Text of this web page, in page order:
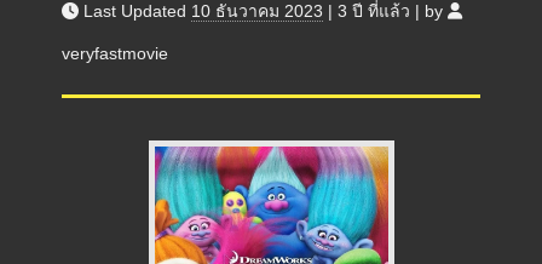
Last Updated 10 ธันวาคม 2023 | 3 ปี ที่แล้ว | by
veryfastmovie